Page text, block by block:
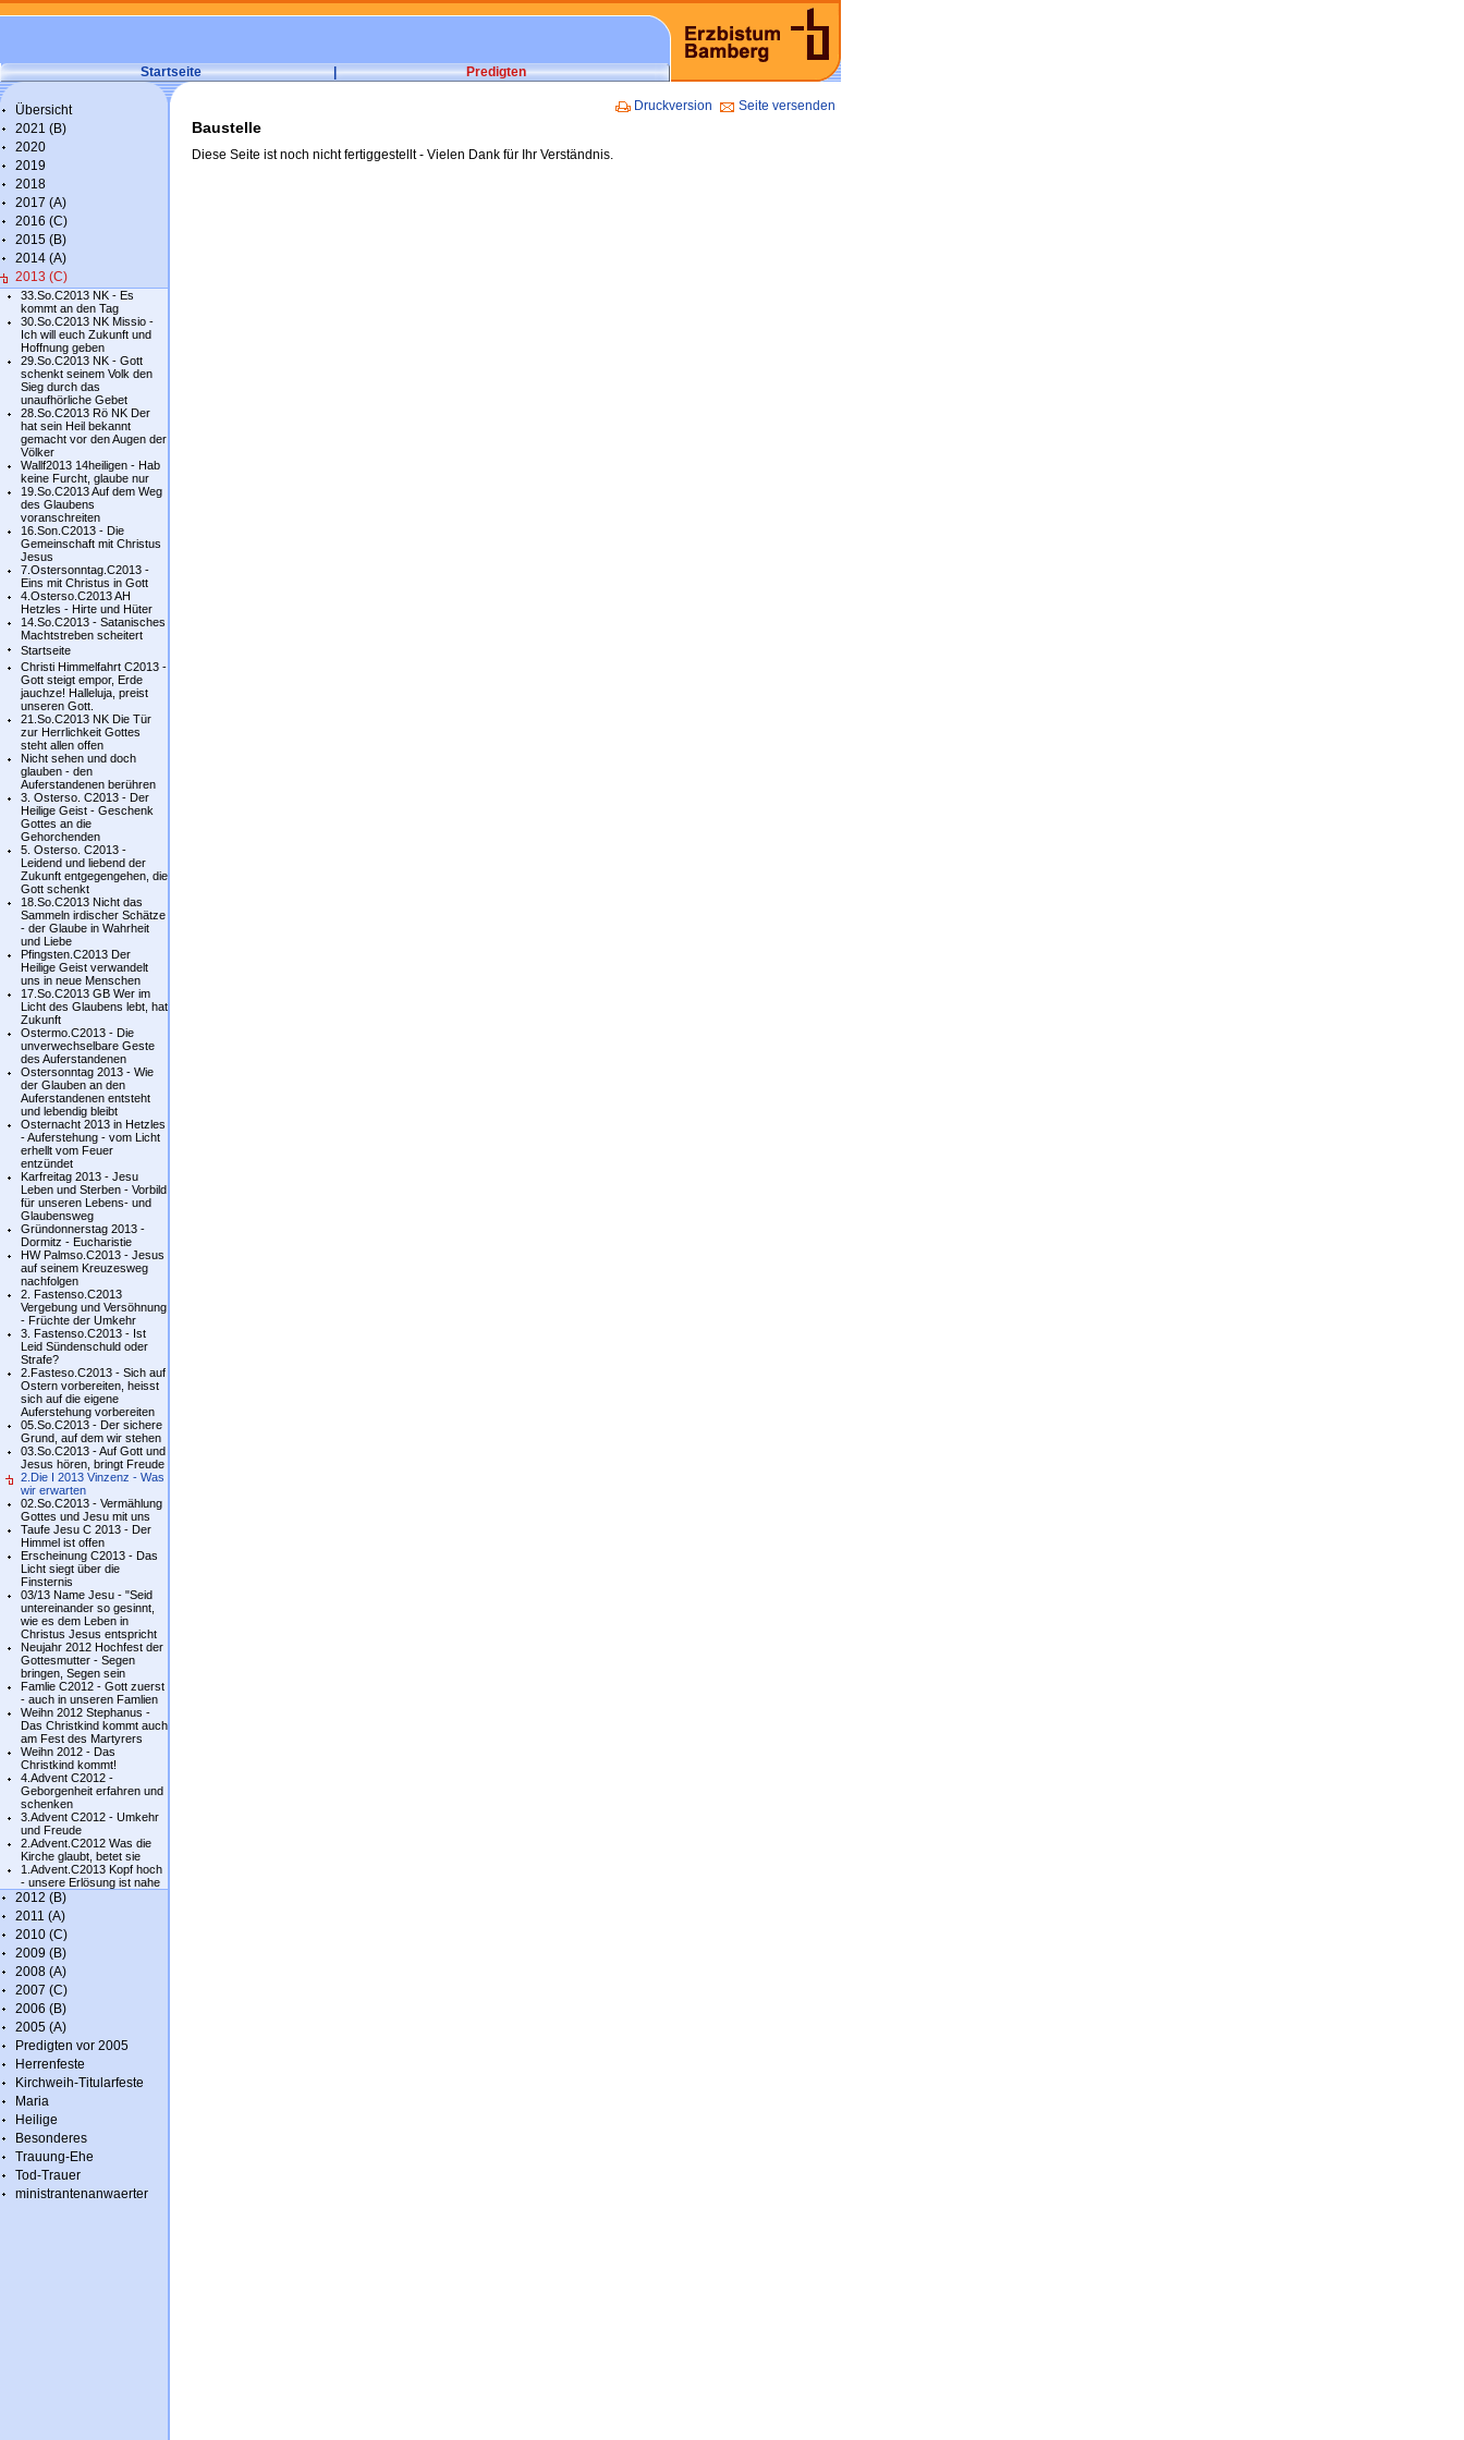
Startseite | Predigten
Übersicht
2021 (B)
2020
2019
2018
2017 (A)
2016 (C)
2015 (B)
2014 (A)
2013 (C)
33.So.C2013 NK - Es
kommt an den Tag
30.So.C2013 NK Missio -
Ich will euch Zukunft und
Hoffnung geben
29.So.C2013 NK - Gott
schenkt seinem Volk den
Sieg durch das
unaufhörliche Gebet
28.So.C2013 Rö NK Der
hat sein Heil bekannt
gemacht vor den Augen der
Völker
Wallf2013 14heiligen - Hab
keine Furcht, glaube nur
19.So.C2013 Auf dem Weg
des Glaubens
voranschreiten
16.Son.C2013 - Die
Gemeinschaft mit Christus
Jesus
7.Ostersonntag.C2013 -
Eins mit Christus in Gott
4.Osterso.C2013 AH
Hetzles - Hirte und Hüter
14.So.C2013 - Satanisches
Machtstreben scheitert
Startseite
Christi Himmelfahrt C2013 -
Gott steigt empor, Erde
jauchze! Halleluja, preist
unseren Gott.
21.So.C2013 NK Die Tür
zur Herrlichkeit Gottes
steht allen offen
Nicht sehen und doch
glauben - den
Auferstandenen berühren
3. Osterso. C2013 - Der
Heilige Geist - Geschenk
Gottes an die
Gehorchenden
5. Osterso. C2013 -
Leidend und liebend der
Zukunft entgegengehen, die
Gott schenkt
18.So.C2013 Nicht das
Sammeln irdischer Schätze
- der Glaube in Wahrheit
und Liebe
Pfingsten.C2013 Der
Heilige Geist verwandelt
uns in neue Menschen
17.So.C2013 GB Wer im
Licht des Glaubens lebt, hat
Zukunft
Ostermo.C2013 - Die
unverwechselbare Geste
des Auferstandenen
Ostersonntag 2013 - Wie
der Glauben an den
Auferstandenen entsteht
und lebendig bleibt
Osternacht 2013 in Hetzles
- Auferstehung - vom Licht
erhellt vom Feuer
entzündet
Karfreitag 2013 - Jesu
Leben und Sterben - Vorbild
für unseren Lebens- und
Glaubensweg
Gründonnerstag 2013 -
Dormitz - Eucharistie
HW Palmso.C2013 - Jesus
auf seinem Kreuzesweg
nachfolgen
2. Fastenso.C2013
Vergebung und Versöhnung
- Früchte der Umkehr
3. Fastenso.C2013 - Ist
Leid Sündenschuld oder
Strafe?
2.Fasteso.C2013 - Sich auf
Ostern vorbereiten, heisst
sich auf die eigene
Auferstehung vorbereiten
05.So.C2013 - Der sichere
Grund, auf dem wir stehen
03.So.C2013 - Auf Gott und
Jesus hören, bringt Freude
2.Die I 2013 Vinzenz - Was
wir erwarten
02.So.C2013 - Vermählung
Gottes und Jesu mit uns
Taufe Jesu C 2013 - Der
Himmel ist offen
Erscheinung C2013 - Das
Licht siegt über die
Finsternis
03/13 Name Jesu - "Seid
untereinander so gesinnt,
wie es dem Leben in
Christus Jesus entspricht
Neujahr 2012 Hochfest der
Gottesmutter - Segen
bringen, Segen sein
Famlie C2012 - Gott zuerst
- auch in unseren Famlien
Weihn 2012 Stephanus -
Das Christkind kommt auch
am Fest des Martyrers
Weihn 2012 - Das
Christkind kommt!
4.Advent C2012 -
Geborgenheit erfahren und
schenken
3.Advent C2012 - Umkehr
und Freude
2.Advent.C2012 Was die
Kirche glaubt, betet sie
1.Advent.C2013 Kopf hoch
- unsere Erlösung ist nahe
2012 (B)
2011 (A)
2010 (C)
2009 (B)
2008 (A)
2007 (C)
2006 (B)
2005 (A)
Predigten vor 2005
Herrenfeste
Kirchweih-Titularfeste
Maria
Heilige
Besonderes
Trauung-Ehe
Tod-Trauer
ministrantenanwaerter
Druckversion Seite versenden
Baustelle
Diese Seite ist noch nicht fertiggestellt - Vielen Dank für Ihr Verständnis.